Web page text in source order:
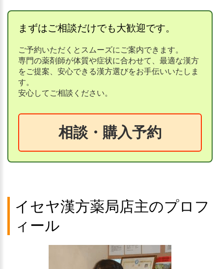
まずはご相談だけでも大歓迎です。
ご予約いただくとスムーズにご案内できます。
専門の薬剤師が体質や症状に合わせて、最適な漢方
をご提案、安心できる漢方選びをお手伝いいたしま
す。
安心してご相談ください。
相談・購入予約
イセヤ漢方薬局店主のプロフ
ィール